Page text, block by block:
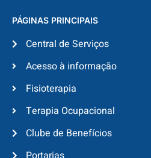
PÁGINAS PRINCIPAIS
Central de Serviços
Acesso à informação
Fisioterapia
Terapia Ocupacional
Clube de Benefícios